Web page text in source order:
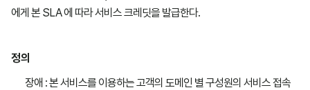
에게 본 SLA 에 따라 서비스 크레딧을 발급한다.
정의
장애 : 본 서비스를 이용하는 고객의 도메인 별 구성원의 서비스 접속